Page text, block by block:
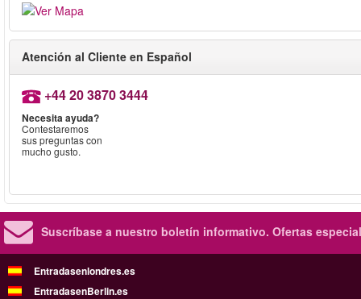
Atención al Cliente en Español
+44 20 3870 3444
Necesita ayuda?
Contestaremos
sus preguntas con
mucho gusto.
Suscríbase a nuestro boletín informativo. Ofertas
Entradasenlondres.es
EntradasenBerlin.es